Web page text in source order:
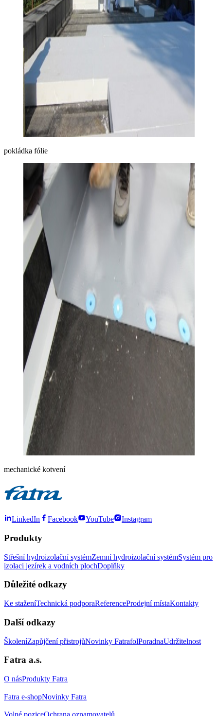
pokládka fólie
mechanické kotvení
LinkedIn Facebook YouTube Instagram
Produkty
Střešní hydroizolační systémZemní hydroizolační systémSystém pro
izolaci jezírek a vodních plochDoplňky
Důležité odkazy
Ke staženíTechnická podporaReferenceProdejní místaKontakty
Další odkazy
ŠkoleníZapůjčení přistrojůNovinky FatrafolPoradnaUdržitelnost
Fatra a.s.
O násProdukty Fatra
Fatra e-shopNovinky Fatra